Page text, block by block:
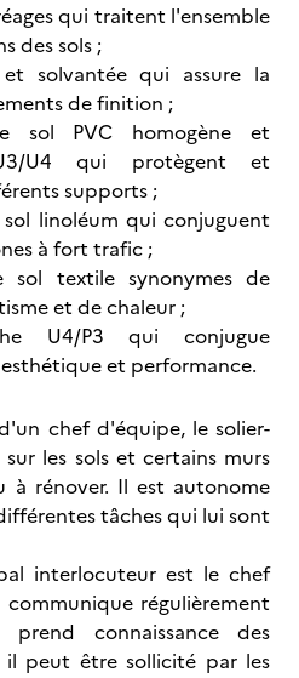
qui traitent l'ensemble
des sols ;
solvantée qui assure la
de finition ;
sol PVC homogène et
U4 qui protègent et
supports ;
linoléum qui conjuguent
à fort trafic ;
sol textile synonymes de
et de chaleur ;
U4/P3 qui conjugue
et performance.
chef d'équipe, le solier-
les sols et certains murs
à rénover. Il est autonome
tâches qui lui sont
interlocuteur est le chef
régulièrement
connaissance des
il peut être sollicité par les